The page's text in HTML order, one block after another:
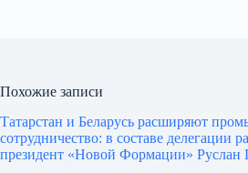
Похожие записи
Татарстан и Беларусь расширяют
сотрудничество: в составе делегации
президент «Новой Формации» Руслан